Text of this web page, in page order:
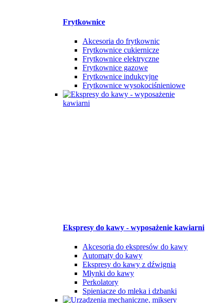
Frytkownice
Akcesoria do frytkownic
Frytkownice cukiernicze
Frytkownice elektryczne
Frytkownice gazowe
Frytkownice indukcyjne
Frytkownice wysokociśnieniowe
Ekspresy do kawy - wyposażenie kawiarni
Akcesoria do ekspresów do kawy
Automaty do kawy
Ekspresy do kawy z dźwignią
Młynki do kawy
Perkolatory
Spieniacze do mleka i dzbanki